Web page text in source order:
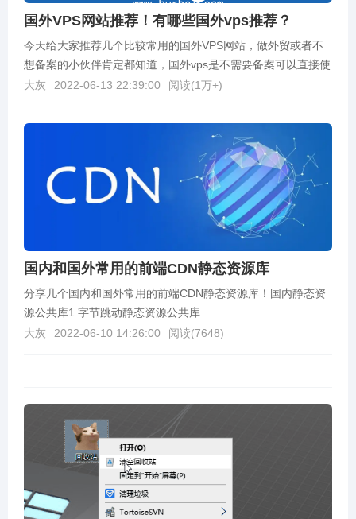
国外VPS网站推荐！有哪些国外vps推荐？
今天给大家推荐几个比较常用的国外VPS网站，做外贸或者不
想备案的小伙伴肯定都知道，国外vps是不需要备案可以直接使
用的，不像购买国内的服务器还需要先备案然后才能...
大灰 2022-06-13 22:39:00 阅读(1万+)
国内和国外常用的前端CDN静态资源库
分享几个国内和国外常用的前端CDN静态资源库！国内静态资
源公共库1.字节跳动静态资源公共库
http://cdn.bytedance.com/2.七牛静态资源库h...
大灰 2022-06-10 14:26:00 阅读(7648)